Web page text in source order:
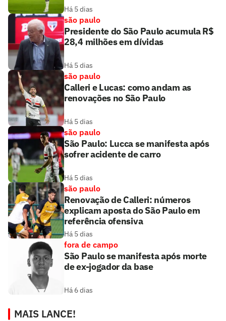
Há 5 dias
são paulo
Presidente do São Paulo acumula R$
28,4 milhões em dívidas
Há 5 dias
são paulo
Calleri e Lucas: como andam as
renovações no São Paulo
Há 5 dias
são paulo
São Paulo: Lucca se manifesta após
sofrer acidente de carro
Há 5 dias
são paulo
Renovação de Calleri: números
explicam aposta do São Paulo em
referência ofensiva
Há 5 dias
fora de campo
São Paulo se manifesta após morte
de ex-jogador da base
Há 6 dias
MAIS LANCE!